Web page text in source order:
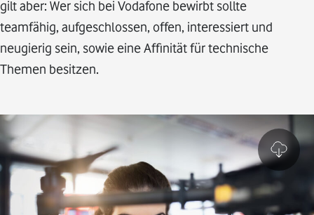
gilt aber: Wer sich bei Vodafone bewirbt sollte
teamfähig, aufgeschlossen, offen, interessiert und
neugierig sein, sowie eine Affinität für technische
Themen besitzen.